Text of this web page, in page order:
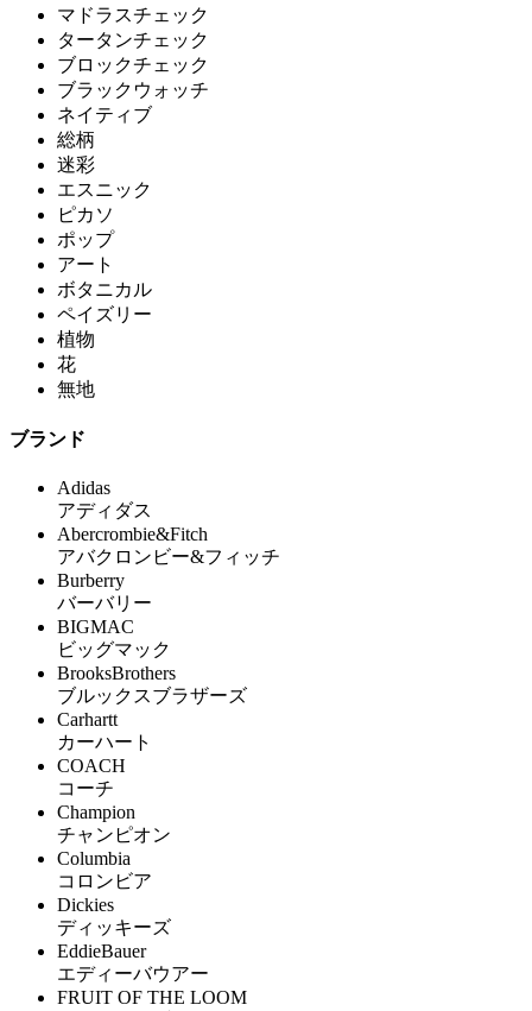
マドラスチェック
タータンチェック
ブロックチェック
ブラックウォッチ
ネイティブ
総柄
迷彩
エスニック
ピカソ
ポップ
アート
ボタニカル
ペイズリー
植物
花
無地
ブランド
Adidas
アディダス
Abercrombie&Fitch
アバクロンビー&フィッチ
Burberry
バーバリー
BIGMAC
ビッグマック
BrooksBrothers
ブルックスブラザーズ
Carhartt
カーハート
COACH
コーチ
Champion
チャンピオン
Columbia
コロンビア
Dickies
ディッキーズ
EddieBauer
エディーバウアー
FRUIT OF THE LOOM